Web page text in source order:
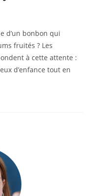
d’un bonbon qui
fruités ? Les
à cette attente :
d’enfance tout en